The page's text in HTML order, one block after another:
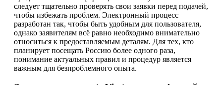
следует тщательно проверять свои заявки перед подачей,
чтобы избежать проблем. Электронный процесс
разработан так, чтобы быть удобным для пользователя,
однако заявителям всё равно необходимо внимательно
относиться к предоставляемым деталям. Для тех, кто
планирует посещать Россию более одного раза,
понимание актуальных правил и процедур является
важным для безпроблемного опыта.